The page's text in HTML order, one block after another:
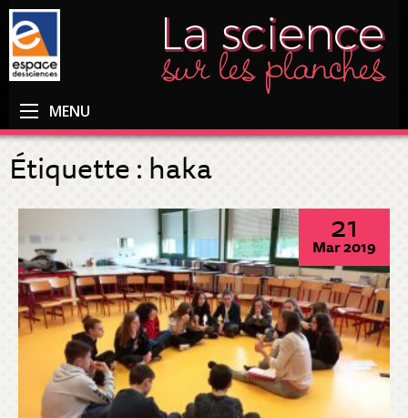
MENU
Étiquette : haka
21
Mar 2019